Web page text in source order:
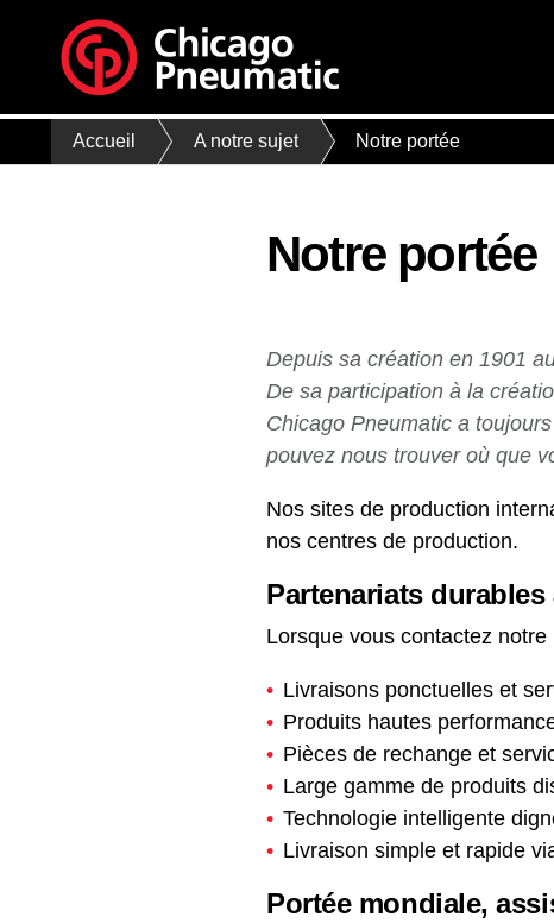
Accueil A notre sujet Notre portée
Notre portée
Depuis sa création en 1901
De sa participation à la
Chicago Pneumatic a
pouvez nous trouver où que
Nos sites de production
nos centres de production.
Partenariats
Lorsque vous contactez
Livraisons ponctuelles et
Produits hautes
Pièces de rechange et
Large gamme de produits
Technologie intelligente
Livraison simple et rapide
Portée mondiale,